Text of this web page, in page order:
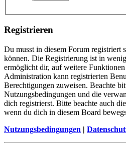
Registrieren
Du musst in diesem Forum registriert
können. Die Registrierung ist in
ermöglicht dir, auf weitere
Administration kann registrierten
Berechtigungen zuweisen. Beachte
Nutzungsbedingungen und die
dich registrierst. Bitte beachte auch
wenn du dich in diesem Board
Nutzungsbedingungen |